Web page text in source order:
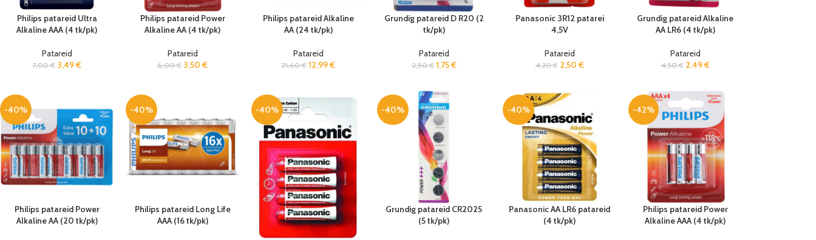
Philips patareid Ultra
Alkaline AAA (4 tk/pk)
Patareid
7,00€ 3,49€
Philips patareid Power
Alkaline AA (4 tk/pk)
Patareid
6,00€ 3,50 €
Philips patareid Alkaline
AA (24 tk/pk)
Patareid
21,60€ 12,99€
Grundig patareid D R20 (2
tk/pk)
Patareid
2,50€ 1,75€
Panasonic 3R12 patarei
4,5V
Patareid
4,20€ 2,50 €
Grundig patareid Alkaline
AA LR6 (4 tk/pk)
Patareid
4,50€ 2,49€
-40%
Philips patareid Power
Alkaline AA (20 tk/pk)
-40%
Philips patareid Long Life
AAA (16 tk/pk)
-40% -40%
Grundig patareid CR2025
(5 tk/pk)
-40%
Panasonic AA LR6 patareid
(4 tk/pk)
-42%
Philips patareid Power
Alkaline AAA (4 tk/pk)